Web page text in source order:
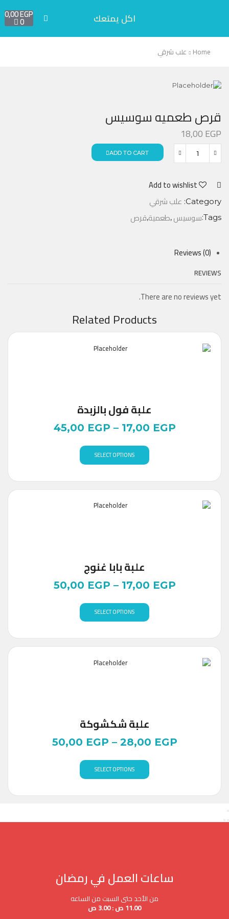
اكل يمتعك 0,00EGP
0
Home علب شرقي
قرص طعميه سوسيس
18,00EGP
ADD TO CART
Add to wishlist
Category: علب شرقي
Tags: سوسيس ,طعمية,قرص
Reviews (0)
REVIEWS
There are no reviews yet.
Related Products
علبة فول بالزبدة
17,00 EGP
–
45,00 EGP
SELECT OPTIONS
علبة بابا غنوج
17,00 EGP
–
50,00 EGP
SELECT OPTIONS
علبة شكشوكة
28,00 EGP
–
50,00 EGP
SELECT OPTIONS
ساعات العمل في رمضان
من الأحد حتى السبت من الساعه
11.00 ص : 3.00 ص